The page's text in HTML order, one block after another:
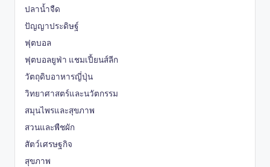
ปลาน้ำจืด
ปัญญาประดิษฐ์
ฟุตบอล
ฟุตบอลยูฟ่า แชมเปี้ยนส์ลีก
วัตถุดิบอาหารญี่ปุ่น
วิทยาศาสตร์และนวัตกรรม
สมุนไพรและสุขภาพ
สวนและพืชผัก
สัตว์เศรษฐกิจ
สุขภาพ